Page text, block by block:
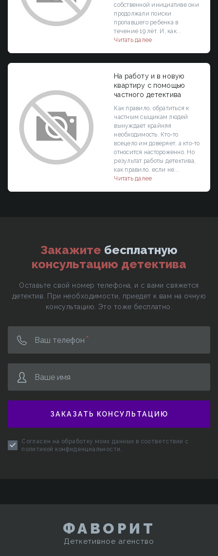
собственной инициативе они
продолжали поиски
пропавшего ребенка в
течение 19 лет. И, как...
Читать далее
На работу и в новую
квартиру с помощью
частного детектива
Как правило, обратиться к
частным сыщикам людей
вынуждает крайняя
необходимость. Кто-то
всецело им доверяет, а кто-то
относится настороженно. Но
результат работы детектива,
как правило, если не...
Читать далее
Закажите бесплатную
консультацию детектива
Оставьте свой номер телефона, и с вами свяжется
детектив. При необходимости, приедет к вам на очную
консультацию. Это тоже бесплатно.
Ваш телефон
Ваше имя
ЗАКАЗАТЬ КОНСУЛЬТАЦИЮ
Согласен на обработку моих данных в соответствии с
политикой конфиденциальности.
ФАВОРИТ
Деткетивное агенство